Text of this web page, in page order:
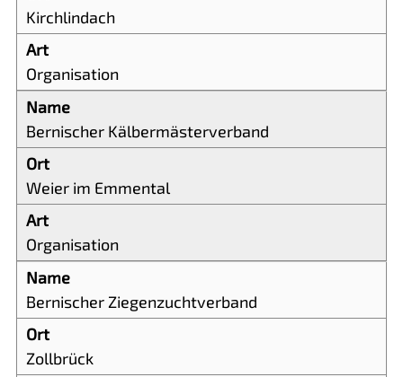
Kirchlindach
Organisation
Bernischer Kälbermästerverband
Weier im Emmental
Organisation
Bernischer Ziegenzuchtverband
Zollbrück